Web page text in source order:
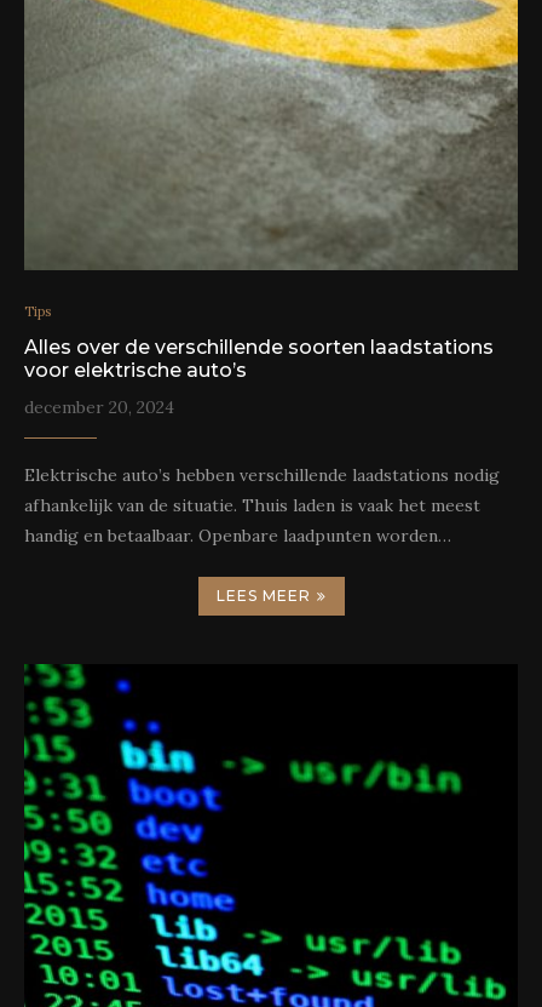
Tips
Alles over de verschillende soorten laadstations
voor elektrische auto’s
december 20, 2024
Elektrische auto’s hebben verschillende laadstations nodig
afhankelijk van de situatie. Thuis laden is vaak het meest
handig en betaalbaar. Openbare laadpunten worden…
LEES MEER